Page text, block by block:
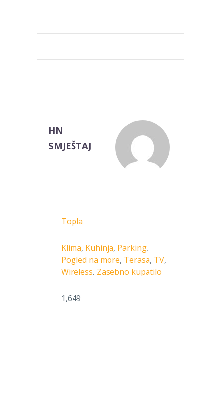
HN
SMJEŠTAJ
Topla
Klima, Kuhinja, Parking,
Pogled na more, Terasa, TV,
Wireless, Zasebno kupatilo
1,649